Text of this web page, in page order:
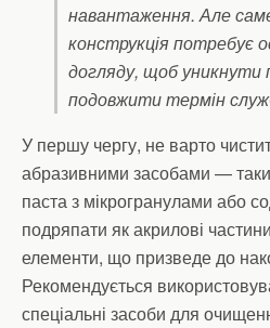
навантаження. Але
конструкція потребує
догляду, щоб уникнути
подовжити термін
У першу чергу, не варто
абразивними засобами —
паста з мікрогранулами або
подряпати як акрилові
елементи, що призведе до
Рекомендується
спеціальні засоби для